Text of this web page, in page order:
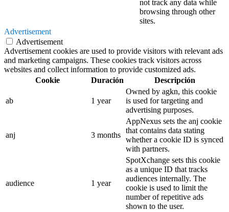
not track any data while
browsing through other
sites.
Advertisement
Advertisement
Advertisement cookies are used to provide visitors with relevant ads
and marketing campaigns. These cookies track visitors across
websites and collect information to provide customized ads.
Cookie
Duración Descripción
ab 1 year
Owned by agkn, this cookie
is used for targeting and
advertising purposes.
anj 3 months
AppNexus sets the anj cookie
that contains data stating
whether a cookie ID is synced
with partners.
audience 1 year
SpotXchange sets this cookie
as a unique ID that tracks
audiences internally. The
cookie is used to limit the
number of repetitive ads
shown to the user.